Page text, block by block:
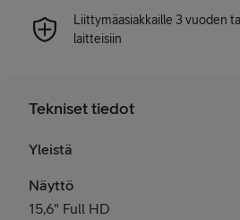
Liittymäasiakkaille 3 vuoden
laitteisiin
Tekniset tiedot
Yleistä
Näyttö
15,6" Full HD